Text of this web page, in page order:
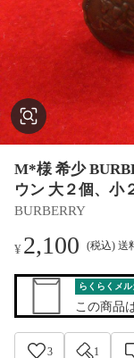
M*様 希少
ウン 大２個、小
BURBERRY
¥2,100 (税込) 送
らくらくメ
この商品
3 1